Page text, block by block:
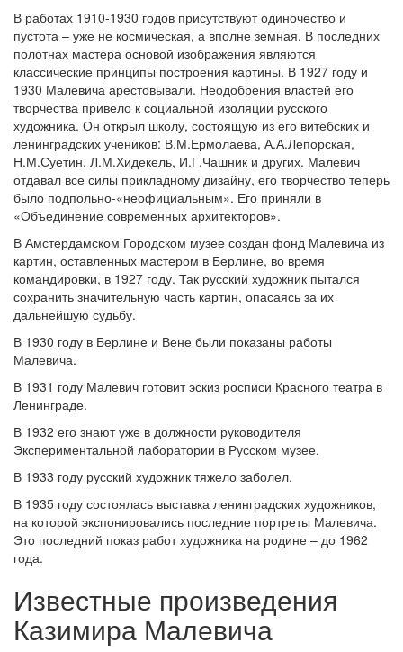
В работах 1910-1930 годов присутствуют одиночество и
пустота – уже не космическая, а вполне земная. В последних
полотнах мастера основой изображения являются
классические принципы построения картины. В 1927 году и
1930 Малевича арестовывали. Неодобрения властей его
творчества привело к социальной изоляции русского
художника. Он открыл школу, состоящую из его витебских и
ленинградских учеников: В.М.Ермолаева, А.А.Лепорская,
Н.М.Суетин, Л.М.Хидекель, И.Г.Чашник и других. Малевич
отдавал все силы прикладному дизайну, его творчество теперь
было подпольно-«неофициальным». Его приняли в
«Объединение современных архитекторов».
В Амстердамском Городском музее создан фонд Малевича из
картин, оставленных мастером в Берлине, во время
командировки, в 1927 году. Так русский художник пытался
сохранить значительную часть картин, опасаясь за их
дальнейшую судьбу.
В 1930 году в Берлине и Вене были показаны работы
Малевича.
В 1931 году Малевич готовит эскиз росписи Красного театра в
Ленинграде.
В 1932 его знают уже в должности руководителя
Экспериментальной лаборатории в Русском музее.
В 1933 году русский художник тяжело заболел.
В 1935 году состоялась выставка ленинградских художников,
на которой экспонировались последние портреты Малевича.
Это последний показ работ художника на родине – до 1962
года.
Известные произведения
Казимира Малевича